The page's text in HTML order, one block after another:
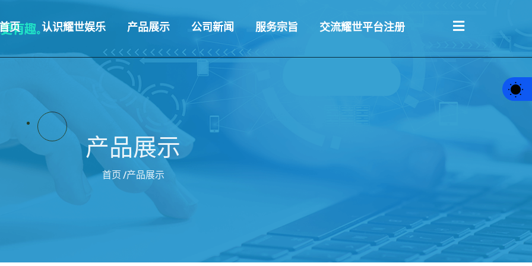
页 认识耀世娱乐 产品展示 公司新闻 服务宗旨 交流耀世平台注册
产品展示
首页 /产品展示